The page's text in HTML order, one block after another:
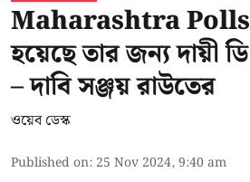
Maharashtra Polls:
হয়েছে তার জন্য দায়ী
– দাবি সঞ্জয় রাউতের
ওয়েব ডেস্ক
Published on: 25 Nov 2024, 9:40 am